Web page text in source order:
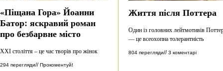
«Піщана Гора» Йоанни
Батор: яскравий роман
про безбарвне місто
ХХІ століття – це час творів про жінок
294 перегляди// Прокоментуй!
Життя після Поттера
Один із головних лейтмотивів
— це всеохопна толерантність
804 перегляди// 3 коментарі